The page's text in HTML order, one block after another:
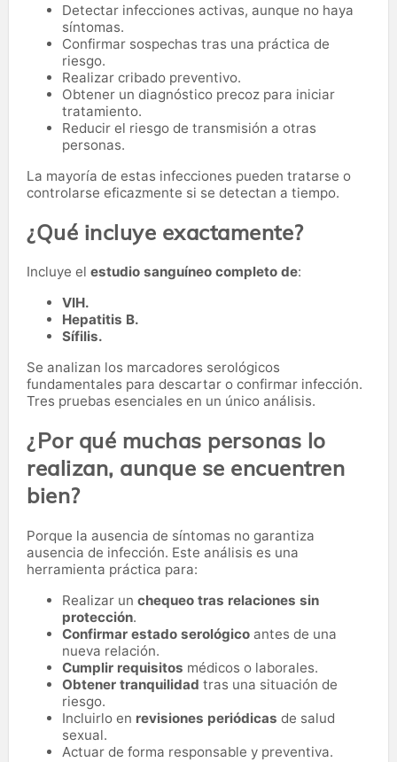
Detectar infecciones activas, aunque no haya
síntomas.
Confirmar sospechas tras una práctica de
riesgo.
Realizar cribado preventivo.
Obtener un diagnóstico precoz para iniciar
tratamiento.
Reducir el riesgo de transmisión a otras
personas.
La mayoría de estas infecciones pueden tratarse o
controlarse eficazmente si se detectan a tiempo.
¿Qué incluye exactamente?
Incluye el estudio sanguíneo completo de:
VIH.
Hepatitis B.
Sífilis.
Se analizan los marcadores serológicos
fundamentales para descartar o confirmar infección.
Tres pruebas esenciales en un único análisis.
¿Por qué muchas personas lo
realizan, aunque se encuentren
bien?
Porque la ausencia de síntomas no garantiza
ausencia de infección. Este análisis es una
herramienta práctica para:
Realizar un chequeo tras relaciones sin
protección.
Confirmar estado serológico antes de una
nueva relación.
Cumplir requisitos médicos o laborales.
Obtener tranquilidad tras una situación de
riesgo.
Incluirlo en revisiones periódicas de salud
sexual.
Actuar de forma responsable y preventiva.